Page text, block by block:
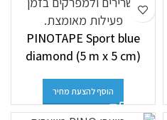
PINOTAPE Sport blue
diamond (5 m x 5 cm)
הוסף להצעת מחיר